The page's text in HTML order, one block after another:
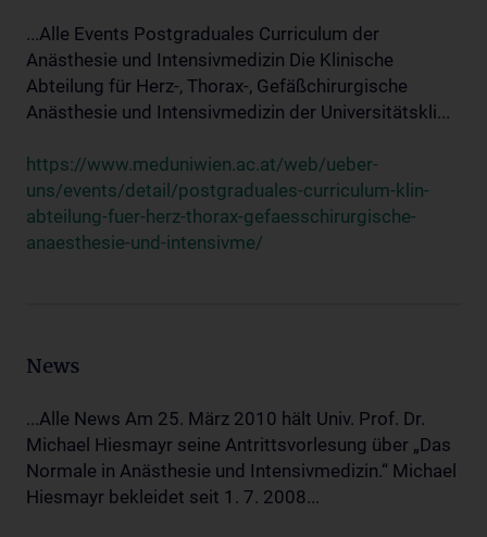
...Alle Events Postgraduales Curriculum der
Anästhesie und Intensivmedizin Die Klinische
Abteilung für Herz-, Thorax-, Gefäßchirurgische
Anästhesie und Intensivmedizin der Universitätskli...
https://www.meduniwien.ac.at/web/ueber-
uns/events/detail/postgraduales-curriculum-klin-
abteilung-fuer-herz-thorax-gefaesschirurgische-
anaesthesie-und-intensivme/
News
...Alle News Am 25. März 2010 hält Univ. Prof. Dr.
Michael Hiesmayr seine Antrittsvorlesung über „Das
Normale in Anästhesie und Intensivmedizin.“ Michael
Hiesmayr bekleidet seit 1. 7. 2008...